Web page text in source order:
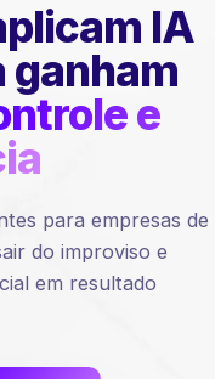
IA
ganham
e
para empresas de
do improviso e
em resultado